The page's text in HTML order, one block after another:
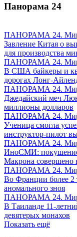
Панорама 24
ПАНОРАМА 24.
Завление Китая о
для производства
ПАНОРАМА 24.
В США байкеры и
дорогах Лонг-
ПАНОРАМА 24.
Джедайский меч
миллионы долларов
ПАНОРАМА 24.
Ученица смогла
инструктор-пилот
ПАНОРАМА 24.
ИноСМИ:
Макрона совершено
ПАНОРАМА 24.
Во Франции более 2
аномального зноя
ПАНОРАМА 24.
В Таиланде 11-
девятерых монахов
Показать ещё